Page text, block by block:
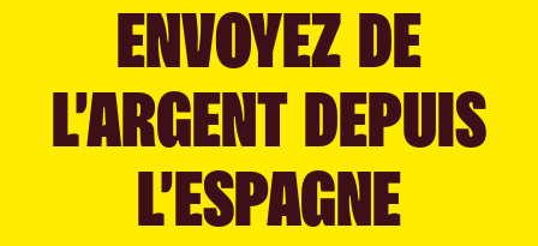
ENVOYEZ DE
L’ARGENT DEPUIS
L’ESPAGNE